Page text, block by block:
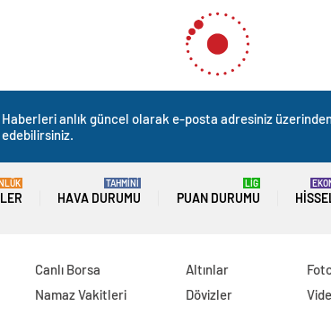
Haberleri anlık güncel olarak e-posta adresiniz
edebilirsiniz.
HAVA DURUMU
TAHMİNİ
PUAN DURUMU
LİG
Canlı Borsa
Namaz Vakitleri
Altınlar
Dövizler